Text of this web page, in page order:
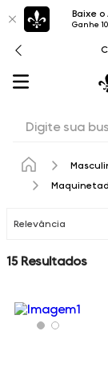
Baixe o
Ganhe
Relevância
15